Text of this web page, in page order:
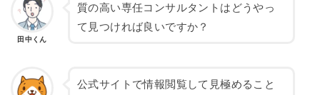
田中くん
質の高い専任コンサルタントはどうやっ
て見つければ良いですか？
公式サイトで情報閲覧して見極めること